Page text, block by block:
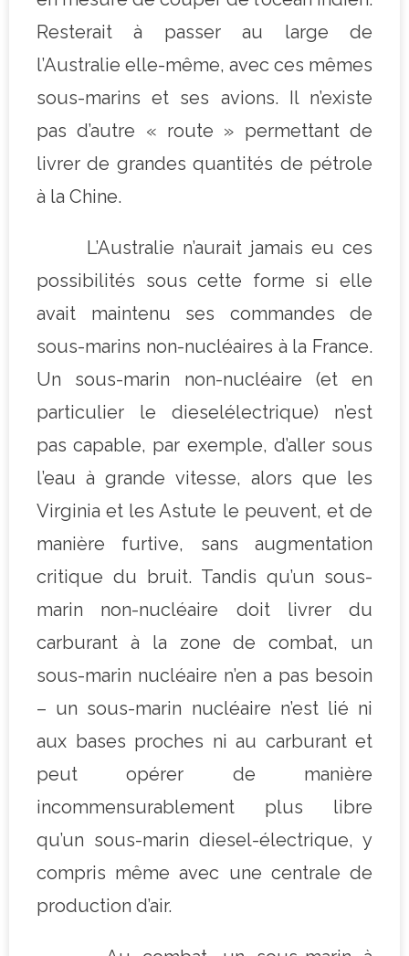
Resterait à passer au large de
l’Australie elle-même, avec ces mêmes
sous-marins et ses avions. Il n’existe
pas d’autre « route » permettant de
livrer de grandes quantités de pétrole
à la Chine.
L’Australie n’aurait jamais eu ces
possibilités sous cette forme si elle
avait maintenu ses commandes de
sous-marins non-nucléaires à la France.
Un sous-marin non-nucléaire (et en
particulier le dieselélectrique) n’est
pas capable, par exemple, d’aller sous
l’eau à grande vitesse, alors que les
Virginia et les Astute le peuvent, et de
manière furtive, sans augmentation
critique du bruit. Tandis qu’un sous-
marin non-nucléaire doit livrer du
carburant à la zone de combat, un
sous-marin nucléaire n’en a pas besoin
– un sous-marin nucléaire n’est lié ni
aux bases proches ni au carburant et
peut opérer de manière
incommensurablement plus libre
qu’un sous-marin diesel-électrique, y
compris même avec une centrale de
production d’air.